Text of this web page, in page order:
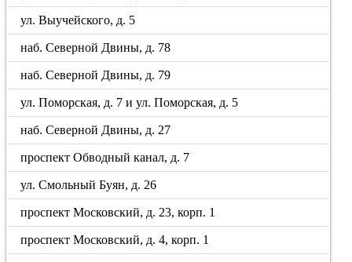
ул. Выучейского, д. 5
наб. Северной Двины, д. 78
наб. Северной Двины, д. 79
ул. Поморская, д. 7 и ул. Поморская, д. 5
наб. Северной Двины, д. 27
проспект Обводный канал, д. 7
ул. Смольный Буян, д. 26
проспект Московский, д. 23, корп. 1
проспект Московский, д. 4, корп. 1